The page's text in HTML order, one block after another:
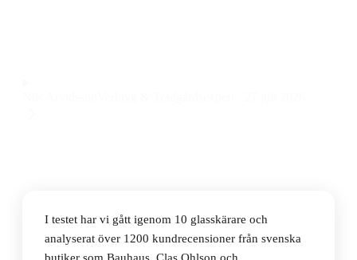
I testet har vi gått igenom 10 glasskärare och
analyserat över 1200 kundrecensioner från svenska